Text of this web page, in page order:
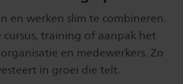
en werken slim te combineren.
cursus, training of aanpak het
en medewerkers. Zo
in groei die telt.